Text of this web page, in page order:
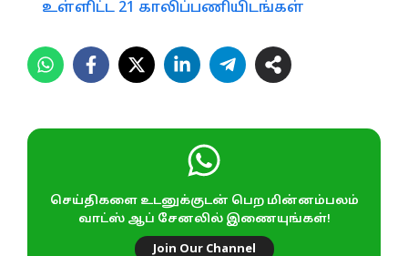
உள்ளிட்ட 21 காலிப்பணியிடங்கள்
செய்திகளை உடனுக்குடன் பெற மின்னம்பலம்
வாட்ஸ் ஆப் சேனலில் இணையுங்கள்!
Join Our Channel